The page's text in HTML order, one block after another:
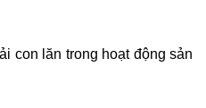
con lăn trong hoạt động sản